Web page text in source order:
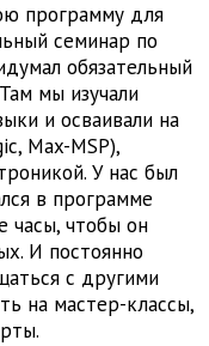
программу для
семинар по
обязательный
мы изучали
и осваивали на
Max-MSP),
У нас был
в программе
часы, чтобы он
И постоянно
с другими
на мастер-классы,